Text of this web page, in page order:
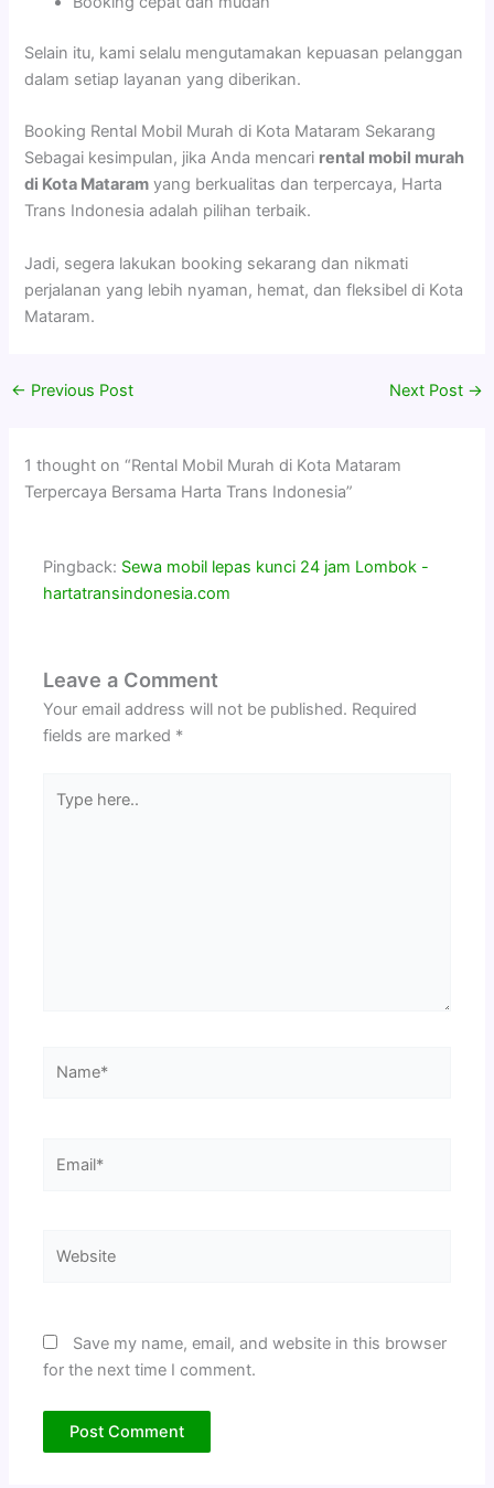
Selain itu, kami selalu mengutamakan kepuasan pelanggan
dalam setiap layanan yang diberikan.
Booking Rental Mobil Murah di Kota Mataram Sekarang
Sebagai kesimpulan, jika Anda mencari rental mobil murah
di Kota Mataram yang berkualitas dan terpercaya, Harta
Trans Indonesia adalah pilihan terbaik.
Jadi, segera lakukan booking sekarang dan nikmati
perjalanan yang lebih nyaman, hemat, dan fleksibel di Kota
Mataram.
← Previous Post Next Post →
1 thought on “Rental Mobil Murah di Kota Mataram
Terpercaya Bersama Harta Trans Indonesia”
Pingback: Sewa mobil lepas kunci 24 jam Lombok -
hartatransindonesia.com
Leave a Comment
Your email address will not be published. Required
fields are marked *
here..
Save my name, email, and website in this browser
for the next time I comment.